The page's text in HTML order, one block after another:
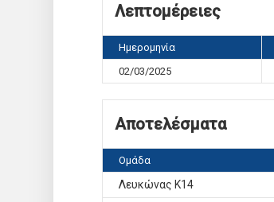
Λεπτομέρειες
Ημερομηνία
02/03/2025
Αποτελέσματα
Ομάδα
Λευκώνας Κ14